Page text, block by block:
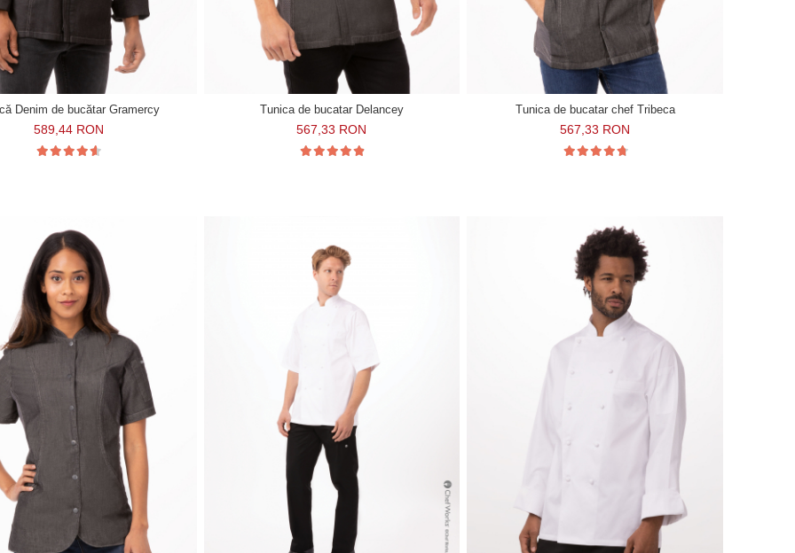
Denim de bucătar Gramercy
589,44 RON
Tunica de bucatar Delancey
567,33 RON
Tunica de bucatar chef Tribeca
567,33 RON